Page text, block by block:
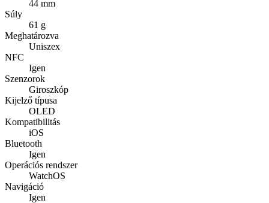
44 mm
Súly
61 g
Meghatározva
Uniszex
NFC
Igen
Szenzorok
Giroszkóp
Kijelző típusa
OLED
Kompatibilitás
iOS
Bluetooth
Igen
Operációs rendszer
WatchOS
Navigáció
Igen